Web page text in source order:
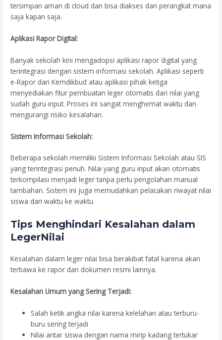
tersimpan aman di cloud dan bisa diakses dari perangkat mana
saja kapan saja.
Aplikasi Rapor Digital:
Banyak sekolah kini mengadopsi aplikasi rapor digital yang
terintegrasi dengan sistem informasi sekolah. Aplikasi seperti
e-Rapor dari Kemdikbud atau aplikasi pihak ketiga
menyediakan fitur pembuatan leger otomatis dari nilai yang
sudah guru input. Proses ini sangat menghemat waktu dan
mengurangi risiko kesalahan.
Sistem Informasi Sekolah:
Beberapa sekolah memiliki Sistem Informasi Sekolah atau SIS
yang terintegrasi penuh. Nilai yang guru input akan otomatis
terkompilasi menjadi leger tanpa perlu pengolahan manual
tambahan. Sistem ini juga memudahkan pelacakan riwayat nilai
siswa dari waktu ke waktu.
Tips Menghindari Kesalahan dalam
LegerNilai
Kesalahan dalam leger nilai bisa berakibat fatal karena akan
terbawa ke rapor dan dokumen resmi lainnya.
Kesalahan Umum yang Sering Terjadi:
Salah ketik angka nilai karena kelelahan atau terburu-
buru sering terjadi
Nilai antar siswa dengan nama mirip kadang tertukar